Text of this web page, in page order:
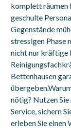
komplett räumen
geschulte
Gegenstände
stressigen Phase
nicht nur kräftige
Bettenhausen
nötig? Nutzen
Service, sichern
erleben Sie einen